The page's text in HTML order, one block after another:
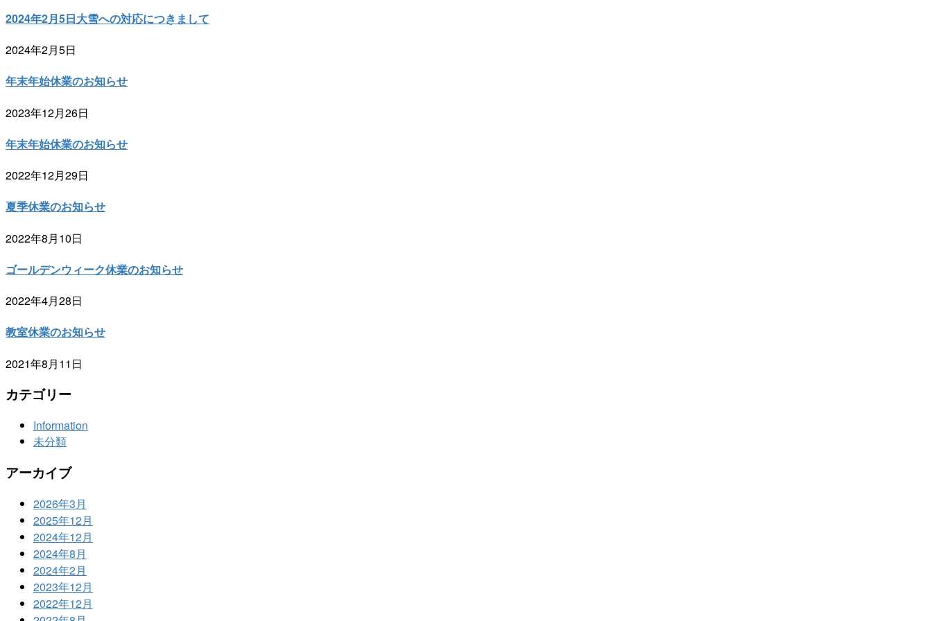
2024年2月5日大雪への対応につきまして
2024年2月5日
年末年始休業のお知らせ
2023年12月26日
年末年始休業のお知らせ
2022年12月29日
夏季休業のお知らせ
2022年8月10日
ゴールデンウィーク休業のお知らせ
2022年4月28日
教室休業のお知らせ
2021年8月11日
カテゴリー
Information
未分類
アーカイブ
2026年3月
2025年12月
2024年12月
2024年8月
2024年2月
2023年12月
2022年12月